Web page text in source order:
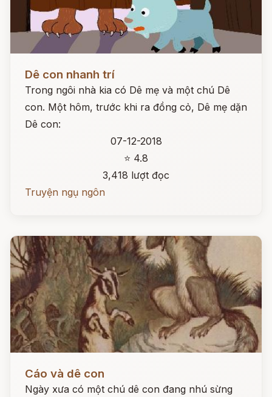
Dê con nhanh trí
Trong ngôi nhà kia có Dê mẹ và một chú Dê
con. Một hôm, trước khi ra đồng cỏ, Dê mẹ dặn
Dê con:
07-12-2018
⭐ 4.8
3,418 lượt đọc
Truyện ngụ ngôn
Cáo và dê con
Ngày xưa có một chú dê con đang nhú sừng